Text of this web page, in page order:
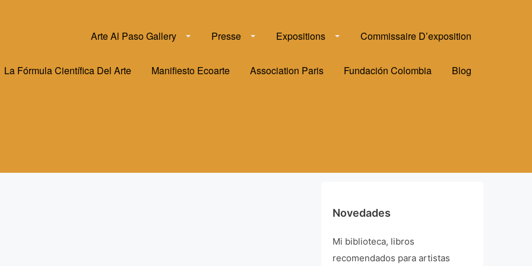
Arte Al Paso Gallery Presse Expositions Commissaire D’exposition
La Fórmula Científica Del Arte Manifiesto Ecoarte Association Paris Fundación Colombia Blog
Novedades
Mi biblioteca, libros
recomendados para artistas